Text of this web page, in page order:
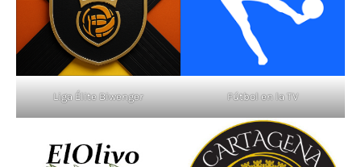
Liga Élite Biwenger Fútbol en la TV